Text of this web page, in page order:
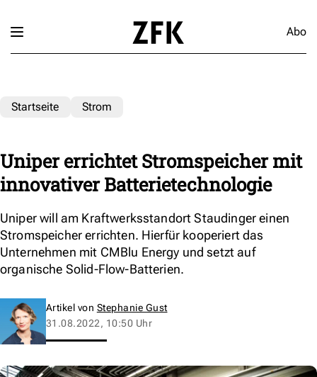
Abo
Startseite Strom
Uniper errichtet Stromspeicher mit
innovativer Batterietechnologie
Uniper will am Kraftwerksstandort Staudinger einen
Stromspeicher errichten. Hierfür kooperiert das
Unternehmen mit CMBlu Energy und setzt auf
organische Solid-Flow-Batterien.
Artikel von Stephanie Gust
31.08.2022, 10:50 Uhr